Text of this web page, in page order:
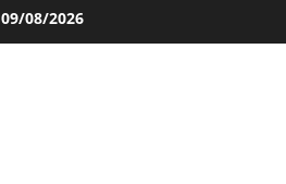
09/08/2026